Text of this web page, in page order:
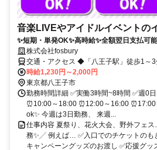
音楽LIVEやアイドルイベントの
✨短期・単発OK✨高時給✨全額翌日支払可
株式会社fosbury
交通・アクセス ◆「八王子駅」徒歩1～3
時給1,230円～2,000円
東京都八王子市
勤務時間詳細 ✅実働3時間~8時間 ✅週0
⏰10:00～18:00 ⏰12:00～16:00
ok✨ 今週は3日勤務、 来週...
仕事内容 夏祭り、花火大会、野外フェ
務✨╱ 例えば… ✅入口でのチケットのも
キャンペーングッズのお渡し ✅応援グッ